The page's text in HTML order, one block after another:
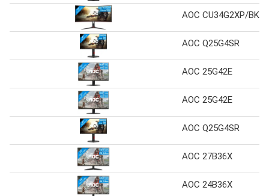
AOC CU34G2XP/BK
AOC Q25G4SR
AOC 25G42E
AOC 25G42E
AOC Q25G4SR
AOC 27B36X
AOC 24B36X